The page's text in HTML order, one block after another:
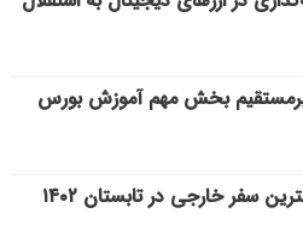
بخش مهم آموزش بورس
سفر خارجی در تابستان ۱۴۰۲